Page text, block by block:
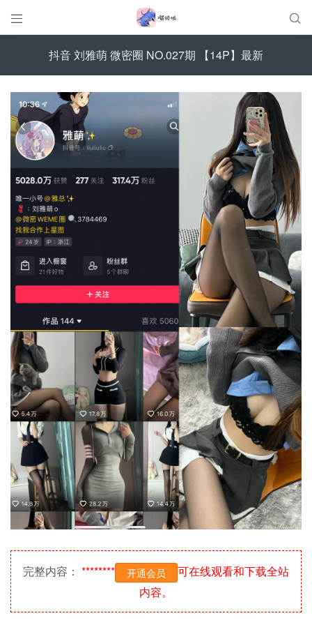
 
抖音 刘雅萌 微密圈 NO.027期 【14P】最新
完整内容： ******** 开通会员
可在线观看和下载全站
内容。